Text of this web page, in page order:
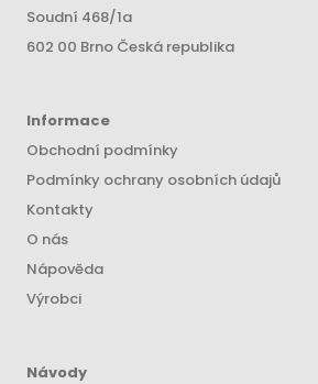
Soudní 468/1a
602 00 Brno Česká republika
Informace
Obchodní podmínky
Podmínky ochrany osobních údajů
Kontakty
O nás
Nápověda
Výrobci
Návody